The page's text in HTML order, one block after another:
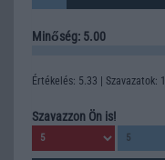
Minőség: 5.00
Értékelés: 5.33 | Szavazatok: 1
Szavazzon Ön is!